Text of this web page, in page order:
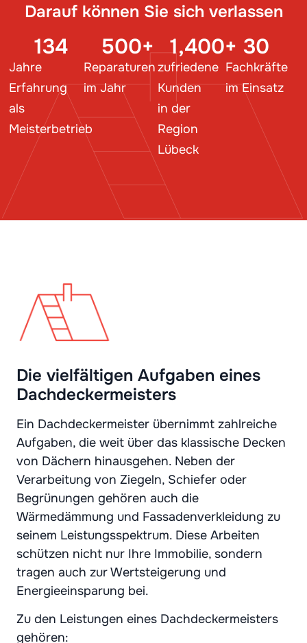
Darauf können Sie sich verlassen
Jahre
Erfahrung
als
Meisterbetrieb
134
Reparaturen
im Jahr
500+
zufriedene
Kunden
in der
Region
Lübeck
1,400+
Fachkräfte
im Einsatz
30
Die vielfältigen Aufgaben eines
Dachdeckermeisters
Ein Dachdeckermeister übernimmt zahlreiche
Aufgaben, die weit über das klassische Decken
von Dächern hinausgehen. Neben der
Verarbeitung von Ziegeln, Schiefer oder
Begrünungen gehören auch die
Wärmedämmung und Fassadenverkleidung zu
seinem Leistungsspektrum. Diese Arbeiten
schützen nicht nur Ihre Immobilie, sondern
tragen auch zur Wertsteigerung und
Energieeinsparung bei.
Zu den Leistungen eines Dachdeckermeisters
gehören: